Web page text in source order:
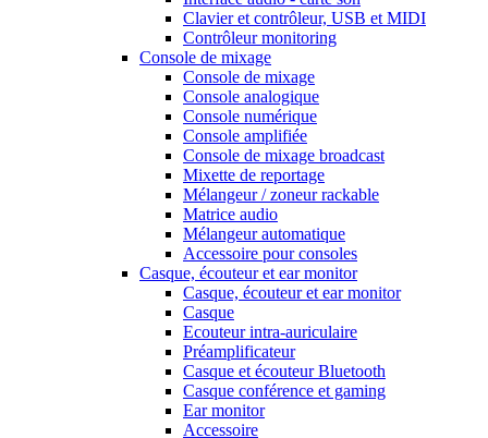
Clavier et contrôleur, USB et MIDI
Contrôleur monitoring
Console de mixage
Console de mixage
Console analogique
Console numérique
Console amplifiée
Console de mixage broadcast
Mixette de reportage
Mélangeur / zoneur rackable
Matrice audio
Mélangeur automatique
Accessoire pour consoles
Casque, écouteur et ear monitor
Casque, écouteur et ear monitor
Casque
Ecouteur intra-auriculaire
Préamplificateur
Casque et écouteur Bluetooth
Casque conférence et gaming
Ear monitor
Accessoire